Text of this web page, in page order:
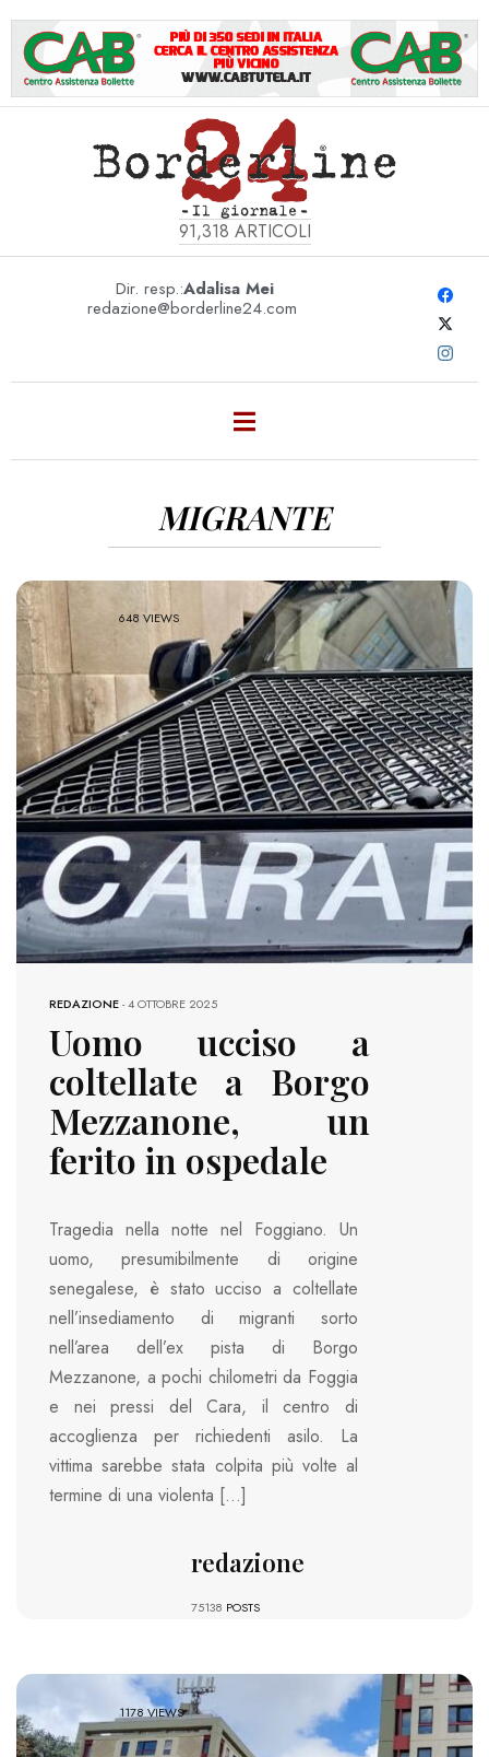
91,318 ARTICOLI
Dir. resp.:Adalisa Mei
redazione@borderline24.com
MIGRANTE
648 VIEWS
REDAZIONE-4 OTTOBRE 2025
Uomo ucciso a
coltellate a Borgo
Mezzanone, un
ferito in ospedale
Tragedia nella notte nel Foggiano. Un
uomo, presumibilmente di origine
senegalese, è stato ucciso a coltellate
nell’insediamento di migranti sorto
nell’area dell’ex pista di Borgo
Mezzanone, a pochi chilometri da Foggia
e nei pressi del Cara, il centro di
accoglienza per richiedenti asilo. La
vittima sarebbe stata colpita più volte al
termine di una violenta […]
redazione
75138 POSTS
1178 VIEWS